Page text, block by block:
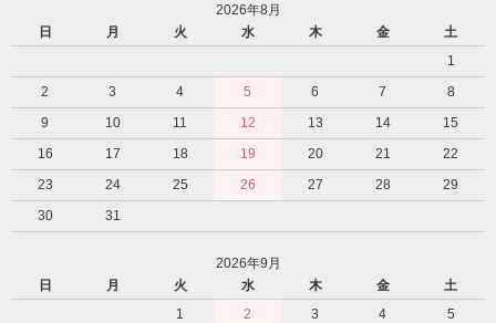
2026年8月
日
月 火 水 木 金
土
1
2
3 4 5 6 7
8
9
10 11 12 13 14
15
16
17 18 19 20 21
22
23
24 25 26 27 28
29
30
31
2026年9月
日
月 火 水 木 金
土
1
2 3 4
5